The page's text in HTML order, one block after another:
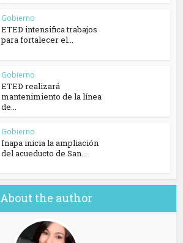
Gobierno
ETED intensifica trabajos
para fortalecer el...
Gobierno
ETED realizará
mantenimiento de la línea
de...
Gobierno
Inapa inicia la ampliación
del acueducto de San...
About the author